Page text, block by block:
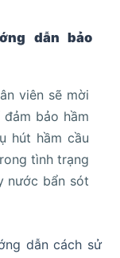
dẫn bảo
viên sẽ mời
bảo hầm
hút hầm cầu
tình trạng
nước bẩn sót
dẫn cách sử